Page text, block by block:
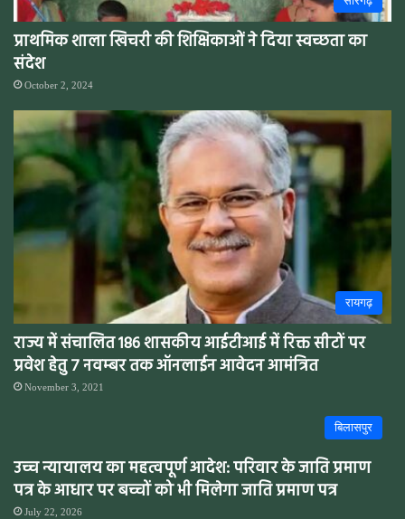
प्राथमिक शाला खिचरी की शिक्षिकाओं ने दिया स्वच्छता का
संदेश
October 2, 2024
रायगढ़
राज्य में संचालित 186 शासकीय आईटीआई में रिक्त सीटों पर
प्रवेश हेतु 7 नवम्बर तक ऑनलाईन आवेदन आमंत्रित
November 3, 2021
बिलासपुर
उच्च न्यायालय का महत्वपूर्ण आदेश: परिवार के जाति प्रमाण
पत्र के आधार पर बच्चों को भी मिलेगा जाति प्रमाण पत्र
July 22, 2026